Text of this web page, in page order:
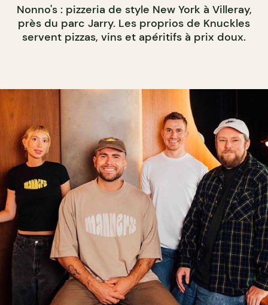
Nonno's : pizzeria de style New York à Villeray,
près du parc Jarry. Les proprios de Knuckles
servent pizzas, vins et apéritifs à prix doux.